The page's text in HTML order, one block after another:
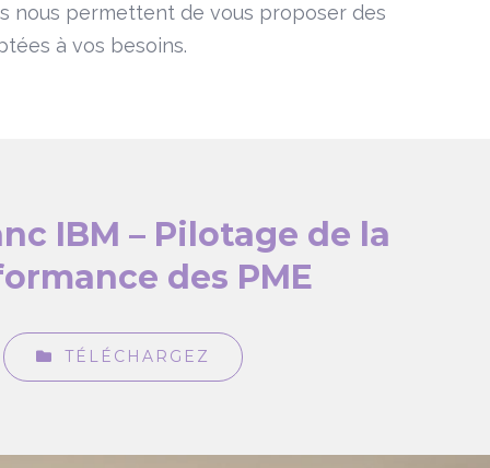
nous permettent de vous proposer des
à vos besoins.
IBM – Pilotage de la
des PME
TÉLÉCHARGEZ